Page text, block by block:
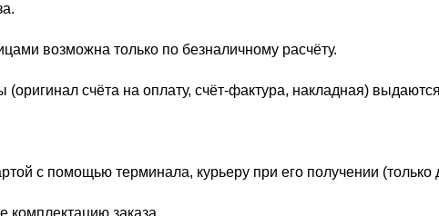
возможна только по безналичному расчёту.
счёта на оплату, счёт-фактура, накладная)
с помощью терминала, курьеру при его получении (только